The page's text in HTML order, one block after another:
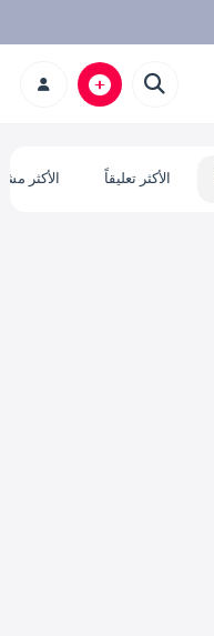
الأكثر تعليقاً الأكثر